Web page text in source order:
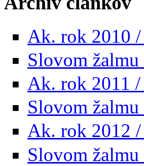
Ak. rok 2010 /
Slovom
Ak. rok 2011 /
Slovom
Ak. rok 2012 /
Slovom